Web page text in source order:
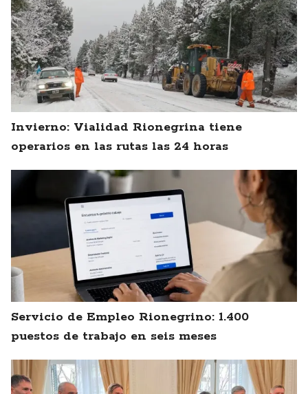
Invierno: Vialidad Rionegrina tiene
operarios en las rutas las 24 horas
Servicio de Empleo Rionegrino: 1.400
puestos de trabajo en seis meses